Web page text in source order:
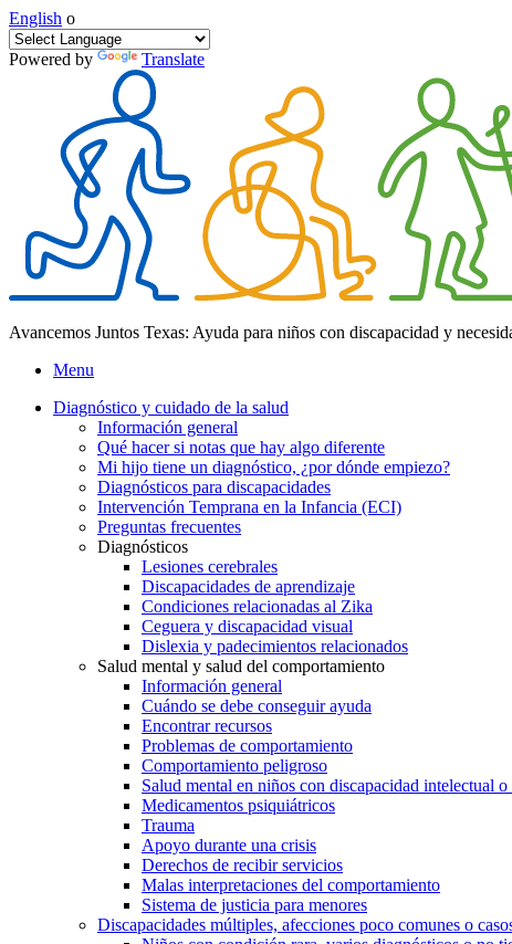
English o
Powered by Translate
Avancemos Juntos Texas: Ayuda para niños con discapacidad y
Menu
Diagnóstico y cuidado de la salud
Información general
Qué hacer si notas que hay algo diferente
Mi hijo tiene un diagnóstico, ¿por dónde empiezo?
Diagnósticos para discapacidades
Intervención Temprana en la Infancia (ECI)
Preguntas frecuentes
Diagnósticos
Lesiones cerebrales
Discapacidades de aprendizaje
Condiciones relacionadas al Zika
Ceguera y discapacidad visual
Dislexia y padecimientos relacionados
Salud mental y salud del comportamiento
Información general
Cuándo se debe conseguir ayuda
Encontrar recursos
Problemas de comportamiento
Comportamiento peligroso
Salud mental en niños con discapacidad intelectual
Medicamentos psiquiátricos
Trauma
Apoyo durante una crisis
Derechos de recibir servicios
Malas interpretaciones del comportamiento
Sistema de justicia para menores
Discapacidades múltiples, afecciones poco comunes o